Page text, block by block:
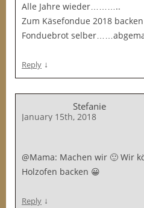
Alle Jahre wieder………..
Zum Käsefondue 2018
Fonduebrot
Reply ↓
Stefanie
January 15th, 2018
@Mama: Machen wir 🙂 Wir
Holzofen backen 😀
Reply ↓